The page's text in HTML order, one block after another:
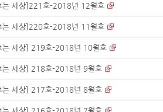
는 세상]221호-2018년 12월호
는 세상]220호-2018년 11월호
는 세상] 219호-2018년 10월호
는 세상] 218호-2018년 9월호
는 세상] 217호-2018년 8월호